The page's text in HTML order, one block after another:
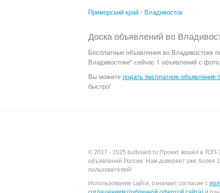
Приморский край Владивосток
Доска объявлений во
Бесплатные объявления во Владивостоке
Владивостоке" сейчас 1 объявлений с
Вы можете подать бесплатное объявление
быстро!
© 2017 - 2025 bulboard.ru Проект вошёл в ТОП-
объявлений России. Нам доверяет уже более
пользователей!
Использование сайта, означает согласие с